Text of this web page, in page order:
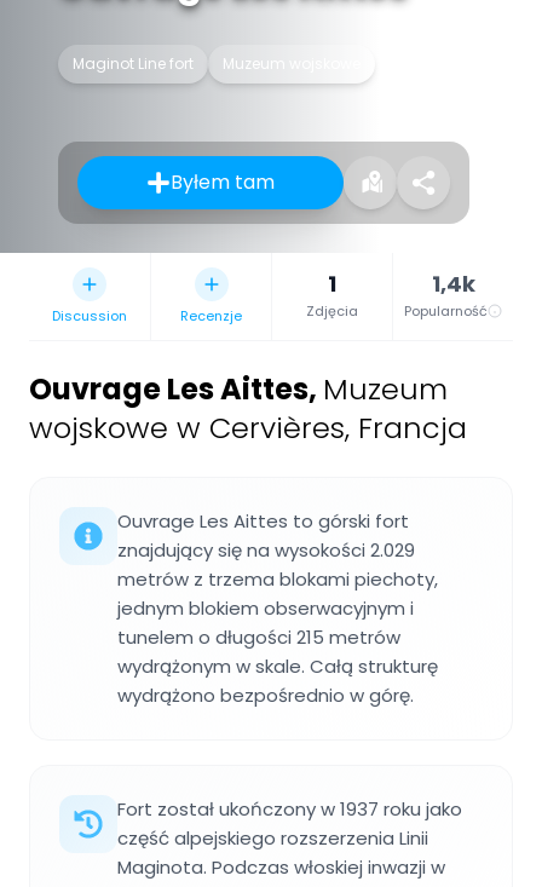
Maginot Line fort Muzeum wojskowe
Byłem tam
Discussion Recenzje
1
Zdjęcia
1,4k
Popularność
Ouvrage Les Aittes, Muzeum
wojskowe w Cervières, Francja
Ouvrage Les Aittes to górski fort
znajdujący się na wysokości 2.029
metrów z trzema blokami piechoty,
jednym blokiem obserwacyjnym i
tunelem o długości 215 metrów
wydrążonym w skale. Całą strukturę
wydrążono bezpośrednio w górę.
Fort został ukończony w 1937 roku jako
część alpejskiego rozszerzenia Linii
Maginota. Podczas włoskiej inwazji w